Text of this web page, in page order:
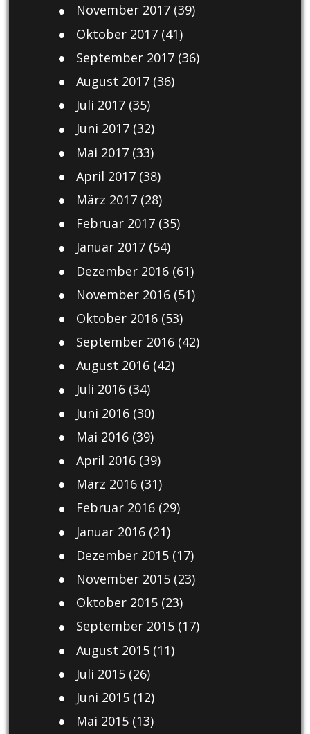
November 2017(39)
Oktober 2017(41)
September 2017(36)
August 2017(36)
Juli 2017(35)
Juni 2017(32)
Mai 2017(33)
April 2017(38)
März 2017(28)
Februar 2017(35)
Januar 2017(54)
Dezember 2016(61)
November 2016(51)
Oktober 2016(53)
September 2016(42)
August 2016(42)
Juli 2016(34)
Juni 2016(30)
Mai 2016(39)
April 2016(39)
März 2016(31)
Februar 2016(29)
Januar 2016(21)
Dezember 2015(17)
November 2015(23)
Oktober 2015(23)
September 2015(17)
August 2015(11)
Juli 2015(26)
Juni 2015(12)
Mai 2015(13)